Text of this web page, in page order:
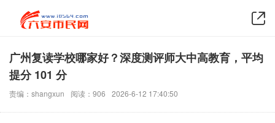
广州复读学校哪家好？深度测评师大中高教育，平均
提分 101 分
责编：shangxun 阅读：906 2026-6-12 17:40:50